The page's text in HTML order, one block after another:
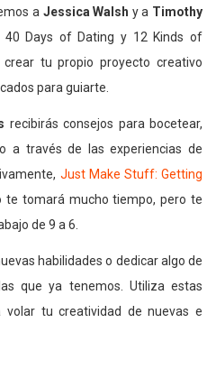
a Jessica Walsh y a Timothy
40 Days of Dating y 12 Kinds of
crear tu propio proyecto creativo
para guiarte.
recibirás consejos para bocetear,
a través de las experiencias de
Just Make Stuff: Getting
te tomará mucho tiempo, pero te
de 9 a 6.
habilidades o dedicar algo de
que ya tenemos. Utiliza estas
tu creatividad de nuevas e